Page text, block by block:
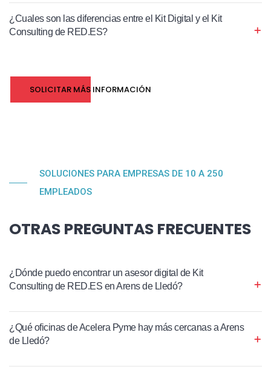
¿Cuales son las diferencias entre el Kit Digital y el Kit
Consulting de RED.ES?
SOLICITAR MÁS INFORMACIÓN
SOLUCIONES PARA EMPRESAS DE 10 A 250
EMPLEADOS
OTRAS PREGUNTAS FRECUENTES
¿Dónde puedo encontrar un asesor digital de Kit
Consulting de RED.ES en Arens de Lledó?
¿Qué oficinas de Acelera Pyme hay más cercanas a Arens
de Lledó?